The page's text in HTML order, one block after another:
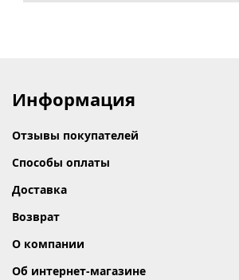
Информация
Отзывы покупателей
Способы оплаты
Доставка
Возврат
О компании
Об интернет-магазине